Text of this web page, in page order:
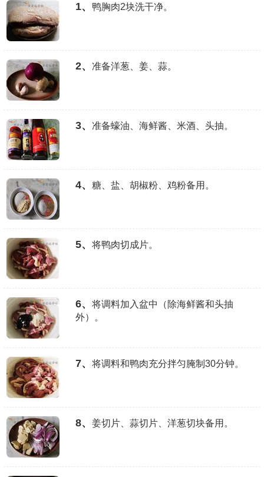
1、 鸭胸肉2块洗干净。
2、 准备洋葱、姜、蒜。
3、 准备蠔油、海鲜酱、米酒、头抽。
4、 糖、盐、胡椒粉、鸡粉备用。
5、 将鸭肉切成片。
6、
将调料加入盆中（除海鲜酱和头抽
外）。
7、 将调料和鸭肉充分拌匀腌制30分钟。
8、 姜切片、蒜切片、洋葱切块备用。